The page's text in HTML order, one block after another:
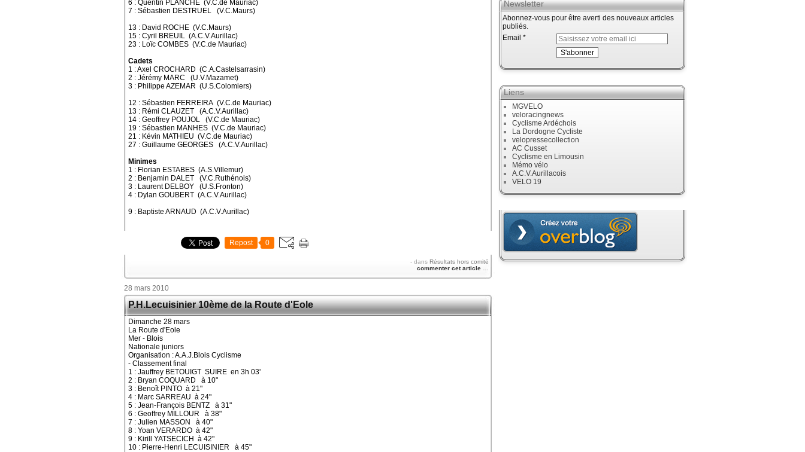
6 : Quentin PLANCHE (V.C.de Mauriac)
7 : Sébastien DESTRUEL (V.C.Maurs)
13 : David ROCHE (V.C.Maurs)
15 : Cyril BREUIL (A.C.V.Aurillac)
23 : Loïc COMBES (V.C.de Mauriac)
Cadets
1 : Axel CROCHARD (C.A.Castelsarrasin)
2 : Jérémy MARC (U.V.Mazamet)
3 : Philippe AZEMAR (U.S.Colomiers)
12 : Sébastien FERREIRA (V.C.de Mauriac)
13 : Rémi CLAUZET (A.C.V.Aurillac)
14 : Geoffrey POUJOL (V.C.de Mauriac)
19 : Sébastien MANHES (V.C.de Mauriac)
21 : Kévin MATHIEU (V.C.de Mauriac)
27 : Guillaume GEORGES (A.C.V.Aurillac)
Minimes
1 : Florian ESTABES (A.S.Villemur)
2 : Benjamin DALET (V.C.Ruthénois)
3 : Laurent DELBOY (U.S.Fronton)
4 : Dylan GOUBERT (A.C.V.Aurillac)
9 : Baptiste ARNAUD (A.C.V.Aurillac)
Repost 0
- dans Résultats hors comité
commenter cet article
28 mars 2010
P.H.Lecuisinier 10ème de la Route d'Eole
Dimanche 28 mars
La Route d'Eole
Mer - Blois
Nationale juniors
Organisation : A.A.J.Blois Cyclisme
- Classement final
1 : Jauffrey BETOUIGT SUIRE en 3h 03'
2 : Bryan COQUARD à 10"
3 : Benoît PINTO à 21"
4 : Marc SARREAU à 24"
5 : Jean-François BENTZ à 31"
6 : Geoffrey MILLOUR à 38"
7 : Julien MASSON à 40"
8 : Yoan VERARDO à 42"
9 : Kirill YATSECICH à 42"
10 : Pierre-Henri LECUISINIER à 45"
Newsletter
Abonnez-vous pour être averti des nouveaux articles
publiés.
Email
Liens
MGVELO
veloracingnews
Cyclisme Ardéchois
La Dordogne Cycliste
velopressecollection
AC Cusset
Cyclisme en Limousin
Mémo vélo
A.C.V.Aurillacois
VELO 19